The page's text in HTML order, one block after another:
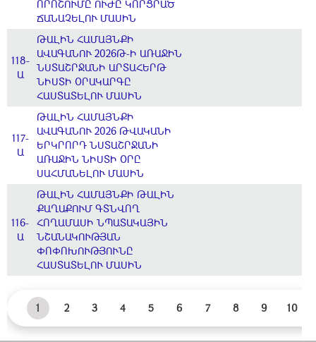
ՈՐՈՇՈՒՄԸ ՈՒԺԸ ԿՈՐՑՐԱԾ
ՃԱՆԱՉԵԼՈՒ ՄԱՍԻՆ
118-
Ա
ԹԱԼԻՆ ՀԱՄԱՅՆՔԻ
ԱՎԱԳԱՆՈՒ 2026Թ-Ի ԱՌԱՋԻՆ
ՆՍՏԱՇՐՋԱՆԻ ԱՐՏԱՀԵՐԹ
ՆԻՍՏԻ ՕՐԱԿԱՐԳԸ
ՀԱՍՏԱՏԵԼՈՒ ՄԱՍԻՆ
117-
Ա
ԹԱԼԻՆ ՀԱՄԱՅՆՔԻ
ԱՎԱԳԱՆՈՒ 2026 ԹՎԱԿԱՆԻ
ԵՐԿՐՈՐԴ ՆՍՏԱՇՐՋԱՆԻ
ԱՌԱՋԻՆ ՆԻՍՏԻ ՕՐԸ
ՍԱՀՄԱՆԵԼՈՒ ՄԱՍԻՆ
116-
Ա
ԹԱԼԻՆ ՀԱՄԱՅՆՔԻ ԹԱԼԻՆ
ՔԱՂԱՔՈՒՄ ԳՏՆՎՈՂ
ՀՈՂԱՄԱՍԻ ՆՊԱՏԱԿԱՅԻՆ
ՆՇԱՆԱԿՈՒԹՅԱՆ
ՓՈՓՈԽՈՒԹՅՈՒՆԸ
ՀԱՍՏԱՏԵԼՈՒ ՄԱՍԻՆ
1 2 3 4 5 6 7 8 9 10